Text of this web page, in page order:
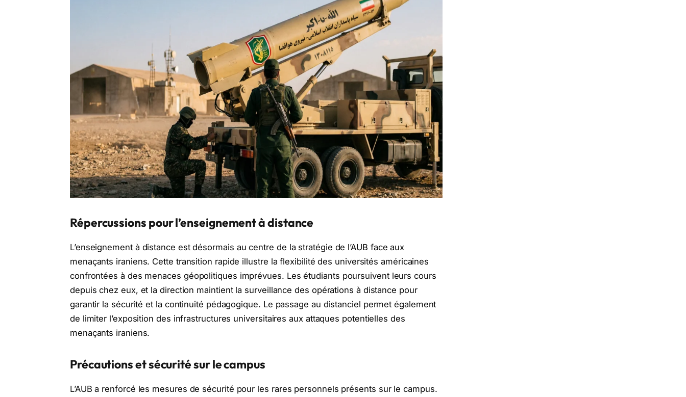
Répercussions pour l’enseignement à distance
L’enseignement à distance est désormais au centre de la stratégie de l’AUB face aux
menaçants iraniens. Cette transition rapide illustre la flexibilité des universités américaines
confrontées à des menaces géopolitiques imprévues. Les étudiants poursuivent leurs cours
depuis chez eux, et la direction maintient la surveillance des opérations à distance pour
garantir la sécurité et la continuité pédagogique. Le passage au distanciel permet également
de limiter l’exposition des infrastructures universitaires aux attaques potentielles des
menaçants iraniens.
Précautions et sécurité sur le campus
L’AUB a renforcé les mesures de sécurité pour les rares personnels présents sur le campus.